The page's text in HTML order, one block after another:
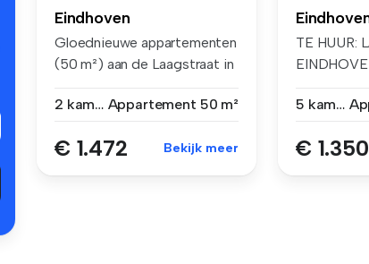
Eindhoven
Gloednieuwe appartementen
(50 m²) aan de Laagstraat in
2 kamers Appartement 50 m²
€ 1.472 Bekijk meer
TE HUUR:
5 kamers
€ 1.350